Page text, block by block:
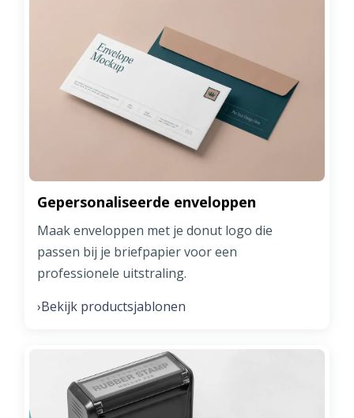
Gepersonaliseerde enveloppen
Maak enveloppen met je donut logo die
passen bij je briefpapier voor een
professionele uitstraling.
›Bekijk productsjablonen